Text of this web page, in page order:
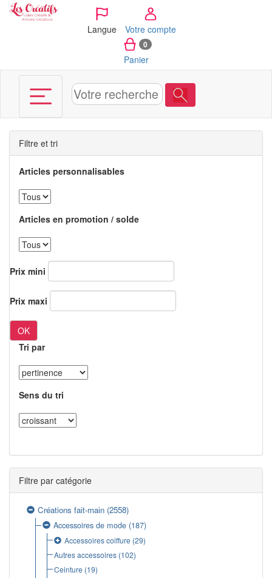
Langue Votre compte
0
Panier
Filtre et tri
Articles personnalisables
Articles en promotion / solde
Prix mini
Prix maxi
OK
Tri par
Sens du tri
Filtre par catégorie
Créations fait-main (2558)
Accessoires de mode (187)
Accessoires coiffure (29)
Autres accessoires(102)
Ceinture (19)
Panneau de gestion des cookies